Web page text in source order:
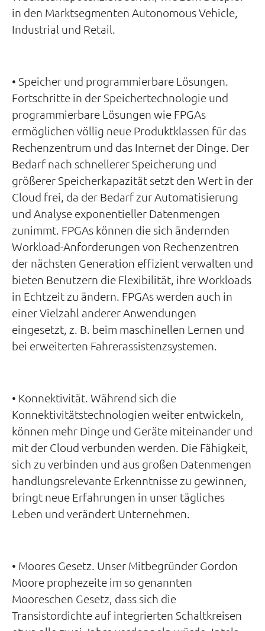
in den Marktsegmenten Autonomous Vehicle,
Industrial und Retail.
• Speicher und programmierbare Lösungen.
Fortschritte in der Speichertechnologie und
programmierbare Lösungen wie FPGAs
ermöglichen völlig neue Produktklassen für das
Rechenzentrum und das Internet der Dinge. Der
Bedarf nach schnellerer Speicherung und
größerer Speicherkapazität setzt den Wert in der
Cloud frei, da der Bedarf zur Automatisierung
und Analyse exponentieller Datenmengen
zunimmt. FPGAs können die sich ändernden
Workload-Anforderungen von Rechenzentren
der nächsten Generation effizient verwalten und
bieten Benutzern die Flexibilität, ihre Workloads
in Echtzeit zu ändern. FPGAs werden auch in
einer Vielzahl anderer Anwendungen
eingesetzt, z. B. beim maschinellen Lernen und
bei erweiterten Fahrerassistenzsystemen.
• Konnektivität. Während sich die
Konnektivitätstechnologien weiter entwickeln,
können mehr Dinge und Geräte miteinander und
mit der Cloud verbunden werden. Die Fähigkeit,
sich zu verbinden und aus großen Datenmengen
handlungsrelevante Erkenntnisse zu gewinnen,
bringt neue Erfahrungen in unser tägliches
Leben und verändert Unternehmen.
• Moores Gesetz. Unser Mitbegründer Gordon
Moore prophezeite im so genannten
Mooreschen Gesetz, dass sich die
Transistordichte auf integrierten Schaltkreisen